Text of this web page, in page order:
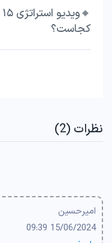
کجاست؟
نظرات (2)
امیرحسین
15/06/2024 09:39